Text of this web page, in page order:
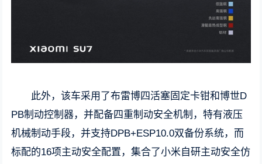
此外，该车采用了布雷博四活塞固定卡钳和博世D
PB制动控制器，并配备四重制动安全机制，特有液压
机械制动手段，并支持DPB+ESP10.0双备份系统，而
标配的16项主动安全配置，集合了小米自研主动安全仿